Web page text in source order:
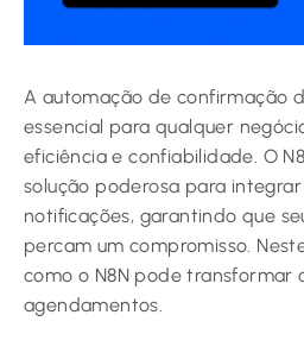
A automação de confirmação
essencial para qualquer
eficiência e confiabilidade. O
solução poderosa para
notificações, garantindo que
percam um compromisso.
como o N8N pode transformar
agendamentos.